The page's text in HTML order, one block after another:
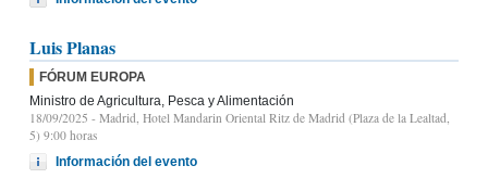
Luis Planas
FÓRUM EUROPA
Ministro de Agricultura, Pesca y Alimentación
18/09/2025 - Madrid, Hotel Mandarin Oriental Ritz de Madrid (Plaza de la Lealtad,
5) 9:00 horas
Información del evento